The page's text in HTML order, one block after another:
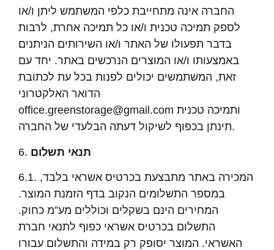
החברה אינה מתחייבת כלפי המשתמש ליתן ו/או
לספק תמיכה טכנית ו/או כל תמיכה אחרת, לרבות
בדבר תפעולו של האתר ו/או השירותים הניתנים
באמצעותו ו/או המוצרים הנרכשים באתר. יחד עם
זאת, המשתמשים יכולים לפנות בכל עת לכתובת
הדואר האלקטרוני
office.greenstorage@gmail.com ותמיכה טכנית
תינתן בכפוף לשיקול דעתה הבלעדי של החברה.
6. תנאי תשלום
6.1. המכירה באתר מתבצעת בכרטיס אשראי בלבד,
במספר התשלומים הנקוב בדף הזמנת המוצר.
המחירים הינם בשקלים וכוללים מע”מ כחוק.
התשלום בכרטיס אשראי כפוף לתנאי חברת
האשראי. המוצר יסופק רק במידה והתשלום עבורו